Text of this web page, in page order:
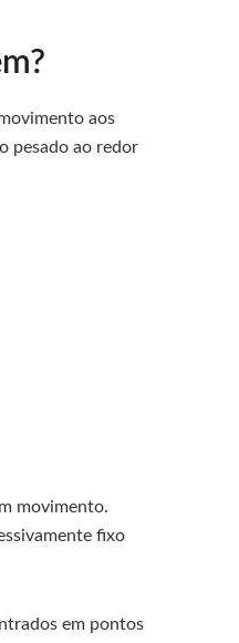
aos
pesado ao redor
movimento.
fixo
em pontos